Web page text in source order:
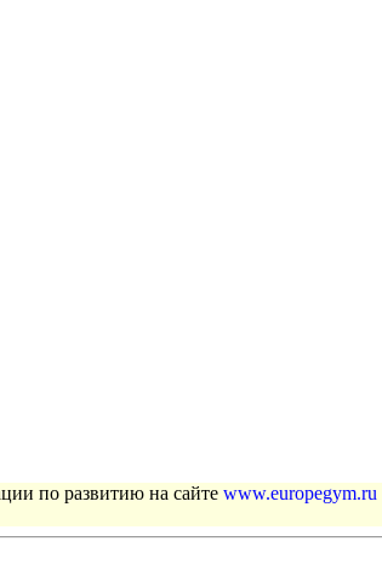
по развитию на сайте www.europegym.ru